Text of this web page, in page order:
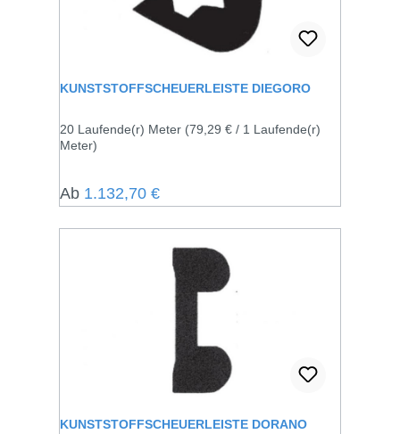
KUNSTSTOFFSCHEUERLEISTE DIEGORO
20 Laufende(r) Meter (79,29 € / 1 Laufende(r)
Meter)
Regulärer Preis:
Ab 1.132,70 €
KUNSTSTOFFSCHEUERLEISTE DORANO